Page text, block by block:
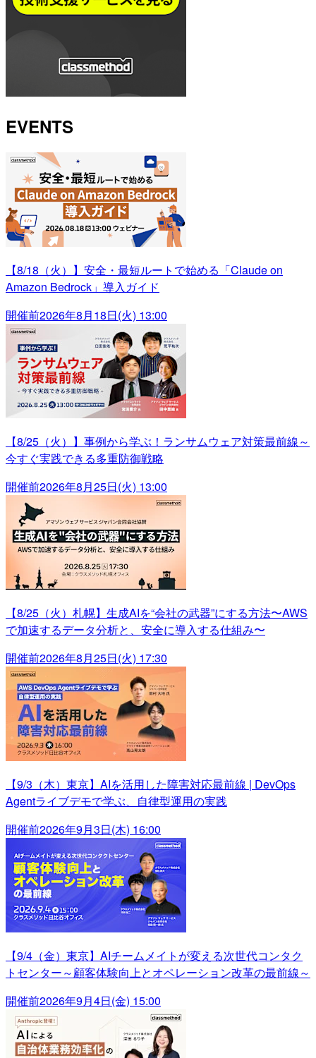
EVENTS
【8/18（火）】安全・最短ルートで始める「Claude on
Amazon Bedrock」導入ガイド
開催前2026年8月18日(火) 13:00
【8/25（火）】事例から学ぶ！ランサムウェア対策最前線～
今すぐ実践できる多重防御戦略
開催前2026年8月25日(火) 13:00
【8/25（火）札幌】生成AIを“会社の武器”にする方法〜AWS
で加速するデータ分析と、安全に導入する仕組み〜
開催前2026年8月25日(火) 17:30
【9/3（木）東京】AIを活用した障害対応最前線 | DevOps
Agentライブデモで学ぶ、自律型運用の実践
開催前2026年9月3日(木) 16:00
【9/4（金）東京】AIチームメイトが変える次世代コンタク
トセンター～顧客体験向上とオペレーション改革の最前線～
開催前2026年9月4日(金) 15:00